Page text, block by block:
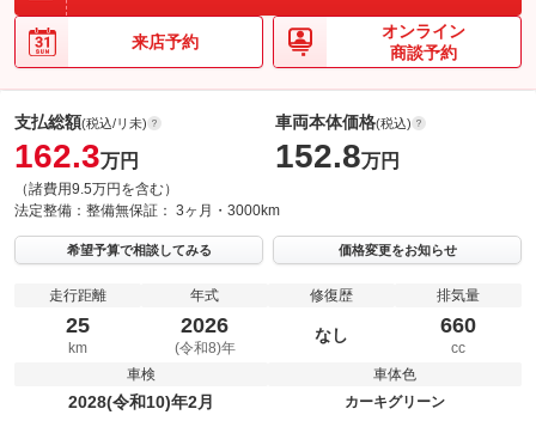
来店予約
オンライン
商談予約
支払総額(税込/リ未)
162.3万円
（諸費用9.5万円を含む）
車両本体価格(税込)
152.8万円
法定整備： 整備無保証： 3ヶ月・3000km
希望予算で相談してみる 価格変更をお知らせ
走行距離
25
km
年式
2026
(令和8)年
修復歴
なし
排気量
660
cc
車検
2028(令和10)年2月
車体色
カーキグリーン